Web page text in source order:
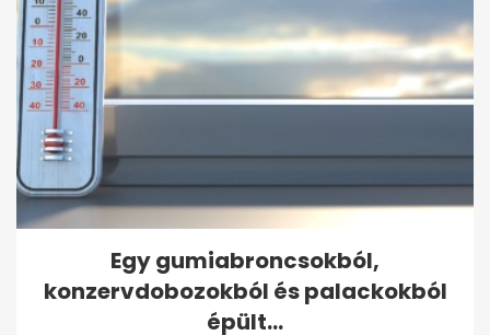
Egy gumiabroncsokból,
konzervdobozokból és palackokból
épült...